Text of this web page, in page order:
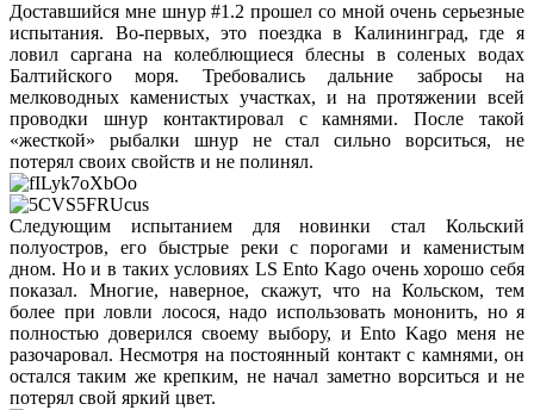
Доставшийся мне шнур #1.2 прошел со мной очень серьезные
испытания. Во-первых, это поездка в Калининград, где я
ловил саргана на колеблющиеся блесны в соленых водах
Балтийского моря. Требовались дальние забросы на
мелководных каменистых участках, и на протяжении всей
проводки шнур контактировал с камнями. После такой
«жесткой» рыбалки шнур не стал сильно ворситься, не
потерял своих свойств и не полинял.
Следующим испытанием для новинки стал Кольский
полуостров, его быстрые реки с порогами и каменистым
дном. Но и в таких условиях LS Ento Kago очень хорошо себя
показал. Многие, наверное, скажут, что на Кольском, тем
более при ловли лосося, надо использовать мононить, но я
полностью доверился своему выбору, и Ento Kago меня не
разочаровал. Несмотря на постоянный контакт с камнями, он
остался таким же крепким, не начал заметно ворситься и не
потерял свой яркий цвет.